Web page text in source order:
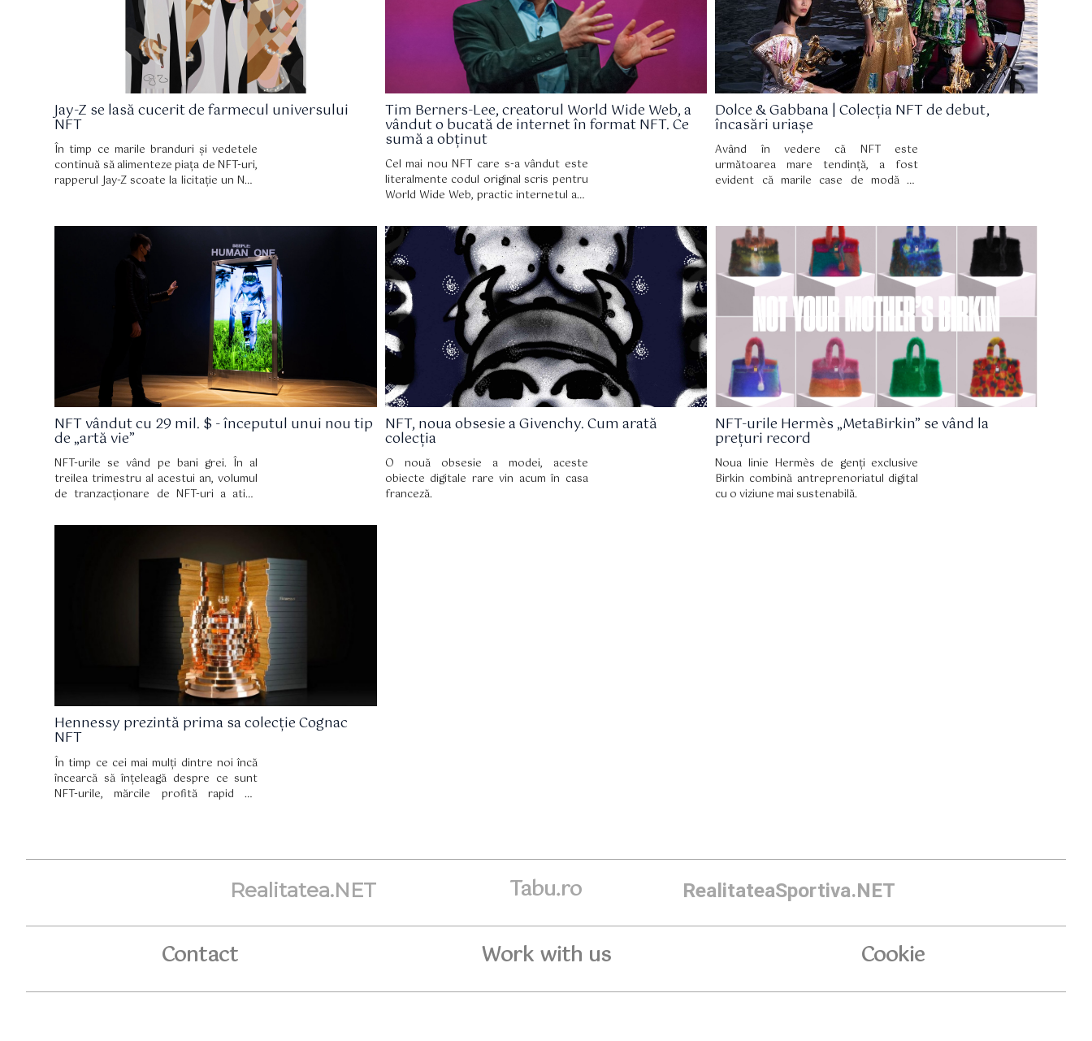
Jay-Z se lasă cucerit de farmecul universului
NFT
În timp ce marile branduri și vedetele
continuă să alimenteze piața de NFT-uri,
rapperul Jay-Z scoate la licitație un NFT
provine din coperta originală a
albumului, prezentând un portret al
tânărului muzician pictat de artistul
Derrick Adams. Acesta va fi vândut într-
o licitație online la Sotheby's. O
versiune fizică a imaginii pictate de
Adams se află în colecția personală de
Tim Berners-Lee, creatorul World Wide Web, a
vândut o bucată de internet în format NFT. Ce
sumă a obținut
Cel mai nou NFT care s-a vândut este
literalmente codul original scris pentru
World Wide Web, practic internetul așa
Dolce & Gabbana | Colecția NFT de debut,
încasări uriașe
Având în vedere că NFT este
următoarea mare tendință, a fost
evident că marile case de modă să
italian a oferit recent prima sa colecție
NFT la vânzare și nu a fost decât un
succes!
NFT vândut cu 29 mil. $ - începutul unui nou tip
de „artă vie”
NFT-urile se vând pe bani grei. În al
treilea trimestru al acestui an, volumul
de tranzacționare de NFT-uri a atins
creștere de peste 700 la sută față de al
NFT, noua obsesie a Givenchy. Cum arată
colecția
O nouă obsesie a modei, aceste
obiecte digitale rare vin acum în casa
franceză.
NFT-urile Hermès „MetaBirkin” se vând la
prețuri record
Noua linie Hermès de genți exclusive
Birkin combină antreprenoriatul digital
cu o viziune mai sustenabilă.
Hennessy prezintă prima sa colecție Cognac
NFT
În timp ce cei mai mulți dintre noi încă
încearcă să înțeleagă despre ce sunt
NFT-urile, mărcile profită rapid de
Hennessy, cu noua sa colecție Cognac
Realitatea.NET Tabu.ro RealitateaSportiva.NET
Contact Work with us Cookie